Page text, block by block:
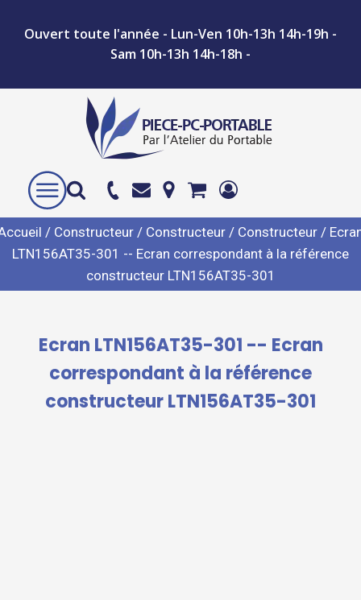
Ouvert toute l'année - Lun-Ven 10h-13h 14h-19h -
Sam 10h-13h 14h-18h -
/ Constructeur / Constructeur / Constructeur /
LTN156AT35-301 -- Ecran correspondant à la référence
constructeur LTN156AT35-301
Ecran LTN156AT35-301 -- Ecran
correspondant à la référence
constructeur LTN156AT35-301